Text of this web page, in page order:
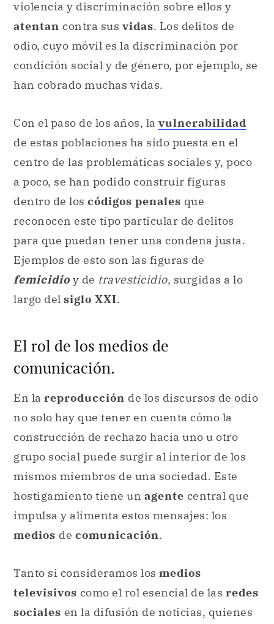
violencia y discriminación sobre ellos y
atentan contra sus vidas. Los delitos de
odio, cuyo móvil es la discriminación por
condición social y de género, por ejemplo, se
han cobrado muchas vidas.
Con el paso de los años, la vulnerabilidad
de estas poblaciones ha sido puesta en el
centro de las problemáticas sociales y, poco
a poco, se han podido construir figuras
dentro de los códigos penales que
reconocen este tipo particular de delitos
para que puedan tener una condena justa.
Ejemplos de esto son las figuras de
femicidioy de travesticidio, surgidas a lo
largo del siglo XXI.
El rol de los medios de
comunicación.
En la reproducción de los discursos de odio
no solo hay que tener en cuenta cómo la
construcción de rechazo hacia uno u otro
grupo social puede surgir al interior de los
mismos miembros de una sociedad. Este
hostigamiento tiene un agente central que
impulsa y alimenta estos mensajes: los
medios de comunicación.
Tanto si consideramos los medios
televisivos como el rol esencial de las redes
sociales en la difusión de noticias, quienes